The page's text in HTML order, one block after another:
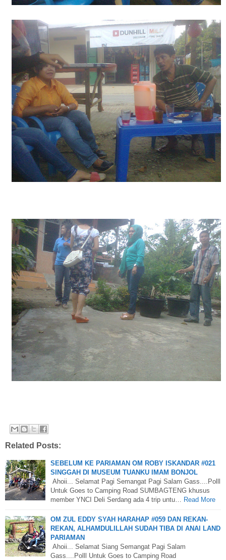
Related Posts:
SEBELUM KE PARIAMAN OM ROBY ISKANDAR #021
SINGGAH DI MUSEUM TUANKU IMAM BONJOL
Ahoii... Selamat Pagi Semangat Pagi Salam Gass....Polll
Untuk Goes to Camping Road SUMBAGTENG khusus
member YNCI Deli Serdang ada 4 trip untu… Read More
OM ZUL EDDY SYAH HARAHAP #059 DAN REKAN-
REKAN, ALHAMDULILLAH SUDAH TIBA DI ANAI LAND
PARIAMAN
Ahoii... Selamat Siang Semangat Pagi Salam
Gass....Polll Untuk Goes to Camping Road